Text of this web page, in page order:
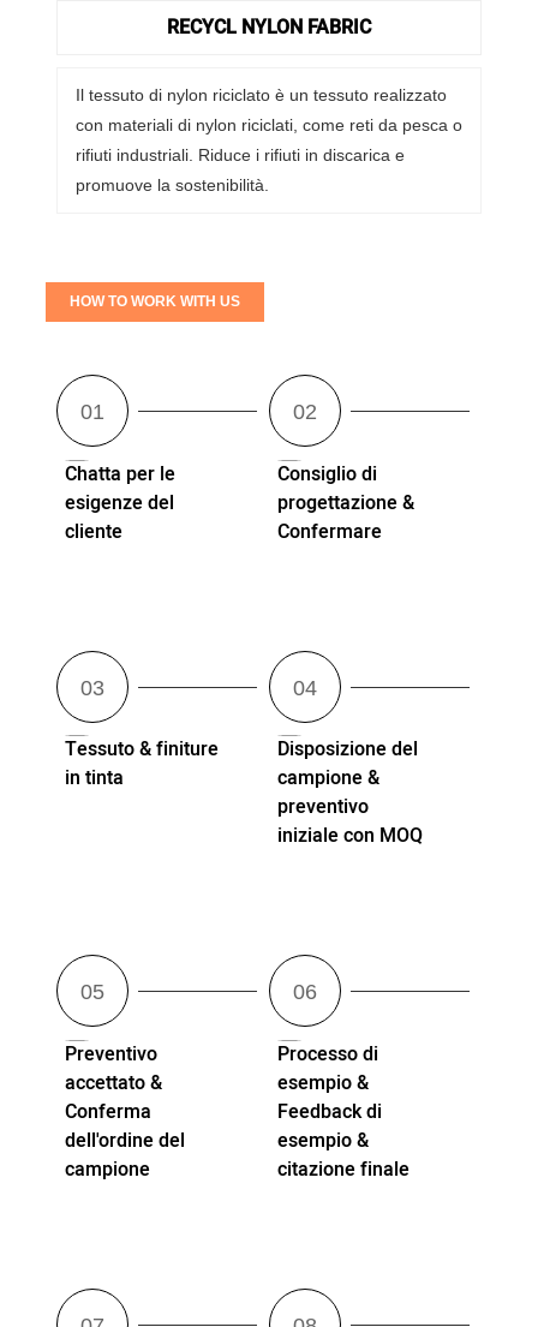
RECYCL NYLON FABRIC
Il tessuto di nylon riciclato è un tessuto realizzato
con materiali di nylon riciclati, come reti da pesca o
rifiuti industriali. Riduce i rifiuti in discarica e
promuove la sostenibilità.
HOW TO WORK WITH US
Chatta per le
esigenze del
cliente
Consiglio di
progettazione &
Confermare
Tessuto & finiture
in tinta
Disposizione del
campione &
preventivo
iniziale con MOQ
Preventivo
accettato &
Conferma
dell'ordine del
campione
Processo di
esempio &
Feedback di
esempio &
citazione finale